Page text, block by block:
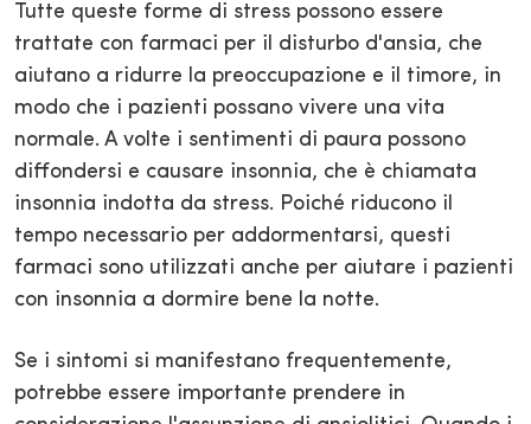
Tutte queste forme di stress possono essere
trattate con farmaci per il disturbo d'ansia, che
aiutano a ridurre la preoccupazione e il timore, in
modo che i pazienti possano vivere una vita
normale. A volte i sentimenti di paura possono
diffondersi e causare insonnia, che è chiamata
insonnia indotta da stress. Poiché riducono il
tempo necessario per addormentarsi, questi
farmaci sono utilizzati anche per aiutare i pazienti
con insonnia a dormire bene la notte.
Se i sintomi si manifestano frequentemente,
potrebbe essere importante prendere in